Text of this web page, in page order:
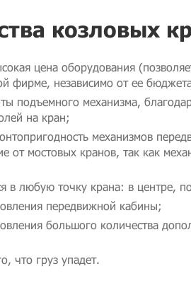
козловых
цена оборудования
фирме, независимо от ее
подъемного механизма,
на кран;
механизмов
от мостовых кранов, так как
в любую точку крана: в центре,
передвижной кабины;
большого количества
что груз упадет.